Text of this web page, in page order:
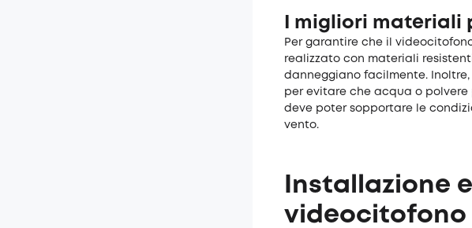
I migliori materiali
Per garantire che il
realizzato con materiali
danneggiano facilmente.
per evitare che acqua o
deve poter sopportare le
vento.
Installazione
videocitofono